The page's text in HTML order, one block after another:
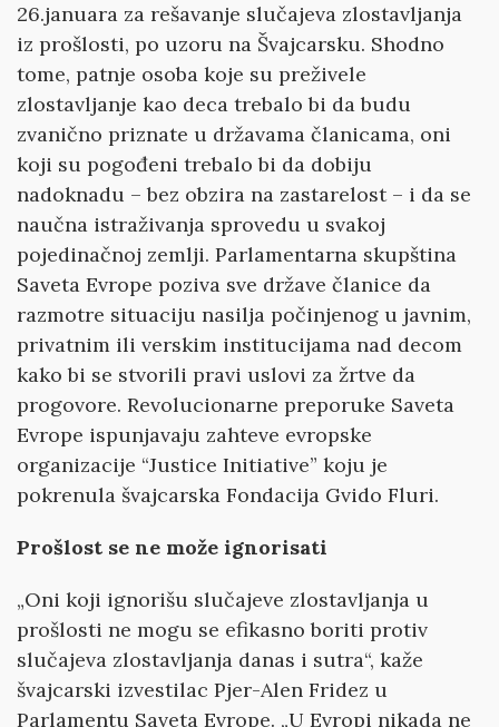
26.januara za rešavanje slučajeva zlostavljanja
iz prošlosti, po uzoru na Švajcarsku. Shodno
tome, patnje osoba koje su preživele
zlostavljanje kao deca trebalo bi da budu
zvanično priznate u državama članicama, oni
koji su pogođeni trebalo bi da dobiju
nadoknadu – bez obzira na zastarelost – i da se
naučna istraživanja sprovedu u svakoj
pojedinačnoj zemlji. Parlamentarna skupština
Saveta Evrope poziva sve države članice da
razmotre situaciju nasilja počinjenog u javnim,
privatnim ili verskim institucijama nad decom
kako bi se stvorili pravi uslovi za žrtve da
progovore. Revolucionarne preporuke Saveta
Evrope ispunjavaju zahteve evropske
organizacije “Justice Initiative” koju je
pokrenula švajcarska Fondacija Gvido Fluri.
Prošlost se ne može ignorisati
„Oni koji ignorišu slučajeve zlostavljanja u
prošlosti ne mogu se efikasno boriti protiv
slučajeva zlostavljanja danas i sutra“, kaže
švajcarski izvestilac Pjer-Alen Fridez u
Parlamentu Saveta Evrope. „U Evropi nikada ne